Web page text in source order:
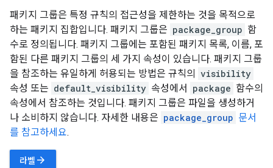
패키지 그룹은 특정 규칙의 접근성을 제한하는 것을 목적으로
하는 패키지 집합입니다. 패키지 그룹은 package_group 함
수로 정의됩니다. 패키지 그룹에는 포함된 패키지 목록, 이름, 포
함된 다른 패키지 그룹의 세 가지 속성이 있습니다. 패키지 그룹
을 참조하는 유일하게 허용되는 방법은 규칙의
visibility
속성 또는 default_visibility 속성에서 package 함수의
속성에서 참조하는 것입니다. 패키지 그룹은 파일을 생성하거
나 소비하지 않습니다. 자세한 내용은 package_group 문서
를 참고하세요.
라벨 arrow_forward